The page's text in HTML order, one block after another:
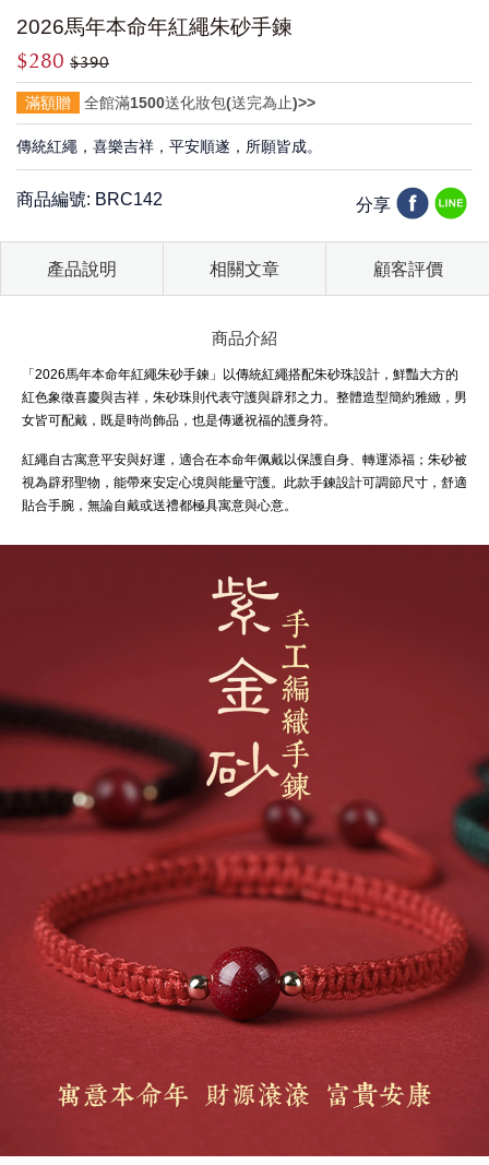
2026馬年本命年紅繩朱砂手鍊
$280 $390
滿額贈 全館滿1500送化妝包(送完為止)>>
傳統紅繩，喜樂吉祥，平安順遂，所願皆成。
商品編號: BRC142 分享
產品說明 相關文章 顧客評價
商品介紹
「2026馬年本命年紅繩朱砂手鍊」以傳統紅繩搭配朱砂珠設計，鮮豔大方的
紅色象徵喜慶與吉祥，朱砂珠則代表守護與辟邪之力。整體造型簡約雅緻，男
女皆可配戴，既是時尚飾品，也是傳遞祝福的護身符。
紅繩自古寓意平安與好運，適合在本命年佩戴以保護自身、轉運添福；朱砂被
視為辟邪聖物，能帶來安定心境與能量守護。此款手鍊設計可調節尺寸，舒適
貼合手腕，無論自戴或送禮都極具寓意與心意。